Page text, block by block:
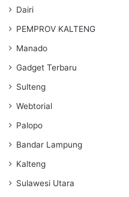
Dairi
PEMPROV KALTENG
Manado
Gadget Terbaru
Sulteng
Webtorial
Palopo
Bandar Lampung
Kalteng
Sulawesi Utara